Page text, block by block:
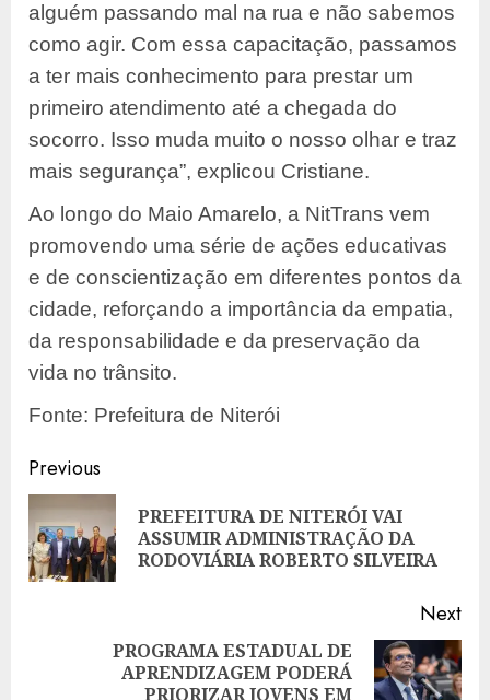
alguém passando mal na rua e não sabemos
como agir. Com essa capacitação, passamos
a ter mais conhecimento para prestar um
primeiro atendimento até a chegada do
socorro. Isso muda muito o nosso olhar e traz
mais segurança”, explicou Cristiane.
Ao longo do Maio Amarelo, a NitTrans vem
promovendo uma série de ações educativas
e de conscientização em diferentes pontos da
cidade, reforçando a importância da empatia,
da responsabilidade e da preservação da
vida no trânsito.
Fonte: Prefeitura de Niterói
Post
navigation
Previous
PREFEITURA DE NITERÓI VAI
ASSUMIR ADMINISTRAÇÃO DA
RODOVIÁRIA ROBERTO SILVEIRA
Next
PROGRAMA ESTADUAL DE
APRENDIZAGEM PODERÁ
PRIORIZAR JOVENS EM